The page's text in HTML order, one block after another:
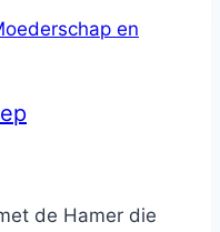
en
de Hamer die